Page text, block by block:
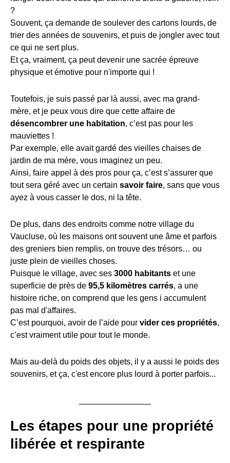
?
Souvent, ça demande de soulever des cartons lourds, de
trier des années de souvenirs, et puis de jongler avec tout
ce qui ne sert plus.
Et ça, vraiment, ça peut devenir une sacrée épreuve
physique et émotive pour n'importe qui !
Toutefois, je suis passé par là aussi, avec ma grand-
mère, et je peux vous dire que cette affaire de
désencombrer une habitation, c’est pas pour les
mauviettes !
Par exemple, elle avait gardé des vieilles chaises de
jardin de ma mère, vous imaginez un peu.
Ainsi, faire appel à des pros pour ça, c’est s’assurer que
tout sera géré avec un certain savoir faire, sans que vous
ayez à vous casser le dos, ni la tête.
De plus, dans des endroits comme notre village du
Vaucluse, où les maisons ont souvent une âme et parfois
des greniers bien remplis, on trouve des trésors… ou
juste plein de vieilles choses.
Puisque le village, avec ses 3000 habitants et une
superficie de près de 95,5 kilomètres carrés, a une
histoire riche, on comprend que les gens i accumulent
pas mal d'affaires.
C’est pourquoi, avoir de l’aide pour vider ces propriétés,
c’est vraiment utile pour tout le monde.
Mais au-delà du poids des objets, il y a aussi le poids des
souvenirs, et ça, c'est encore plus lourd à porter parfois...
Les étapes pour une propriété
libérée et respirante